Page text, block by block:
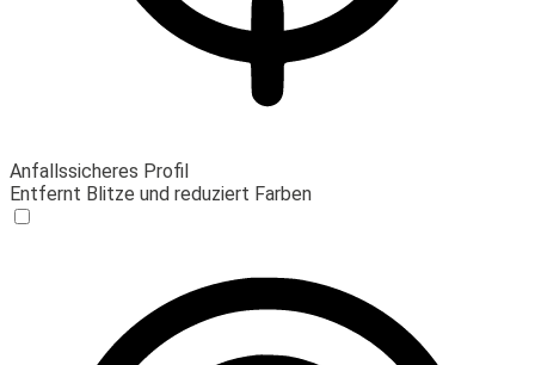
Anfallssicheres Profil
Entfernt Blitze und reduziert Farben